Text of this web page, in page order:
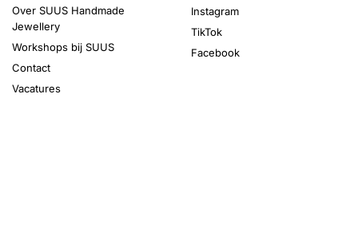
Over SUUS Handmade
Jewellery
Workshops bij SUUS
Contact
Vacatures
Instagram
TikTok
Facebook